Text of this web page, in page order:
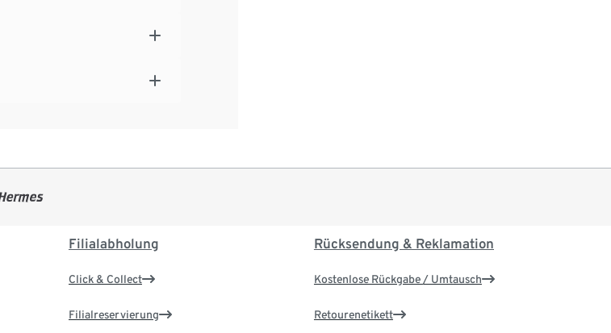
Filialabholung
Click & Collect
Filialreservierung
Rücksendung & Reklamation
Kostenlose Rückgabe / Umtausch
Retourenetikett